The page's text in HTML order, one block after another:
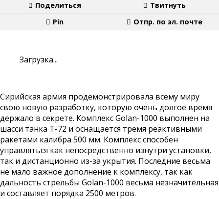
Поделиться
Твитнуть
Pin
Отпр. по эл. почте
Загрузка...
Сирийская армия продемонстрировала всему миру
свою новую разработку, которую очень долгое время
держало в секрете. Комплекс Golan-1000 выполнен на
шасси танка Т-72 и оснащается тремя реактивными
ракетами калибра 500 мм. Комплекс способен
управляться как непосредственно изнутри установки,
так и дистанционно из-за укрытия. Последние весьма
не мало важное дополнение к комплексу, так как
дальность стрельбы Golan-1000 весьма незначительная
и составляет порядка 2500 метров.